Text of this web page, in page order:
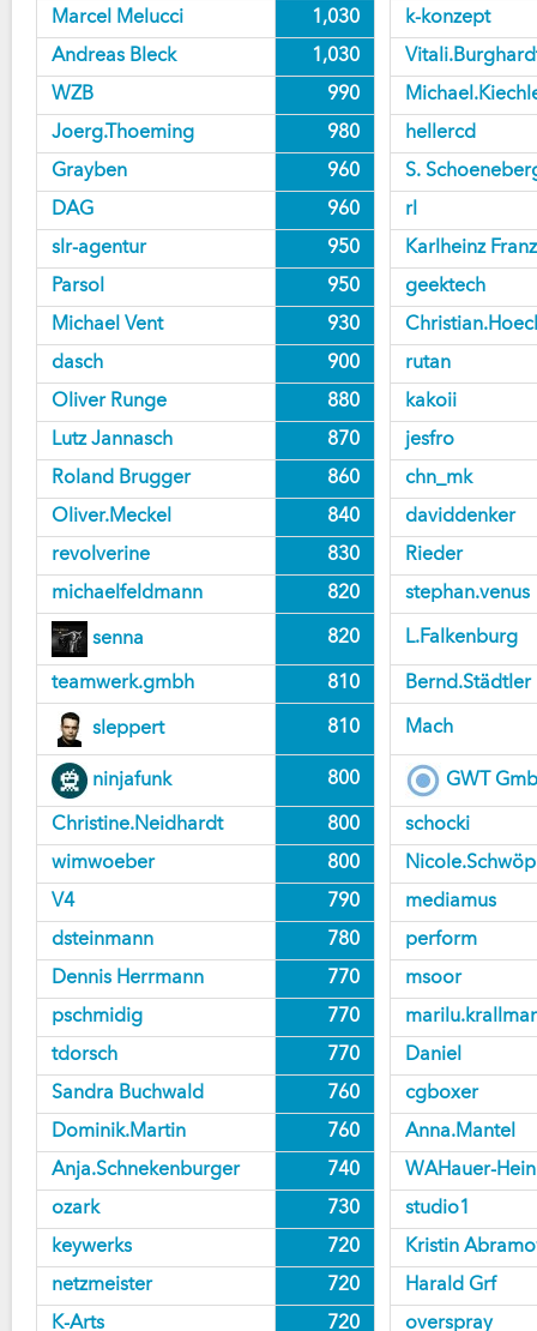
Marcel Melucci
1,030
k-konzept
Andreas Bleck
1,030
WZB
990
Joerg.Thoeming
980
hellercd
Grayben
960
S.
DAG
960
rl
slr-agentur
950
Karlheinz Franz
Parsol
950
geektech
Michael Vent
930
dasch
900
rutan
Oliver Runge
880
kakoii
Lutz Jannasch
870
jesfro
Roland Brugger
860
chn_mk
Oliver.Meckel
840
daviddenker
revolverine
830
Rieder
michaelfeldmann
820 stephan.venus
senna 820 L.Falkenburg
teamwerk.gmbh 810 Bernd.Städtler
sleppert 810 Mach
ninjafunk 800 GWT
Christine.Neidhardt 800
schocki
wimwoeber
800
V4
790
mediamus
dsteinmann
780
perform
Dennis Herrmann
770
msoor
pschmidig
770
tdorsch
770
Daniel
Sandra Buchwald
760
cgboxer
Dominik.Martin
760
Anna.Mantel
Anja.Schnekenburger
740
WAHauer-
ozark
730
studio1
keywerks
720
Kristin
netzmeister
720
Harald Grf
K-Arts
720 overspray